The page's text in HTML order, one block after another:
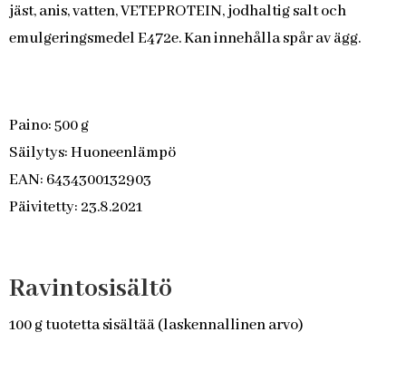
jäst, anis, vatten, VETEPROTEIN, jodhaltig salt och
emulgeringsmedel E472e. Kan innehålla spår av ägg.
Paino: 500 g
Säilytys: Huoneenlämpö
EAN: 6434300132903
Päivitetty: 23.8.2021
Ravintosisältö
100 g tuotetta sisältää (laskennallinen arvo)